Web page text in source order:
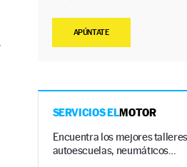
APÚNTATE
SERVICIOS ELMOTOR
Encuentra los mejores
autoescuelas, neumáticos…